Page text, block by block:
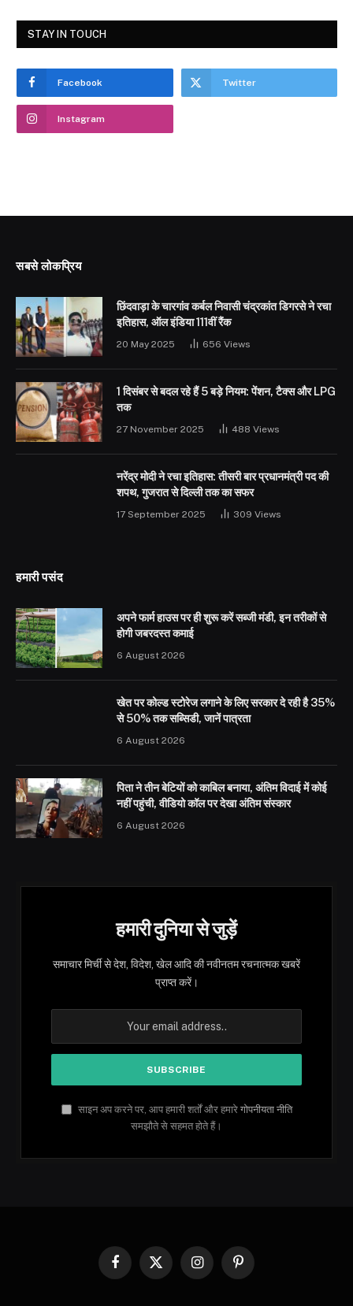
STAY IN TOUCH
Facebook Twitter
Instagram
सबसे लोकप्रिय
छिंदवाड़ा के चारगांव कर्बल निवासी चंद्रकांत डिगरसे ने रचा
इतिहास, ऑल इंडिया 111वीं रैंक
20 May 2025 656 Views
1 दिसंबर से बदल रहे हैं 5 बड़े नियम: पेंशन, टैक्स और LPG
तक
27 November 2025 488 Views
नरेंद्र मोदी ने रचा इतिहास: तीसरी बार प्रधानमंत्री पद की
शपथ, गुजरात से दिल्ली तक का सफर
17 September 2025 309 Views
हमारी पसंद
अपने फार्म हाउस पर ही शुरू करें सब्जी मंडी, इन तरीकों से
होगी जबरदस्त कमाई
6 August 2026
खेत पर कोल्ड स्टोरेज लगाने के लिए सरकार दे रही है 35%
से 50% तक सब्सिडी, जानें पात्रता
6 August 2026
पिता ने तीन बेटियों को काबिल बनाया, अंतिम विदाई में कोई
नहीं पहुंची, वीडियो कॉल पर देखा अंतिम संस्कार
6 August 2026
हमारी दुनिया से जुड़ें
समाचार मिर्ची से देश, विदेश, खेल आदि की नवीनतम रचनात्मक खबरें
प्राप्त करें।
साइन अप करने पर, आप हमारी शर्तों और हमारे गोपनीयता नीति
समझौते से सहमत होते हैं।
Facebook
X
InstagramPinterest